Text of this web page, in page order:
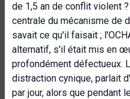
de 1,5 an de conflit violent
centrale du mécanisme de
savait ce qu'il faisait ;
alternatif, s'il était mis en
profondément défectueux.
distraction cynique, parlait
par jour, alors que pendant